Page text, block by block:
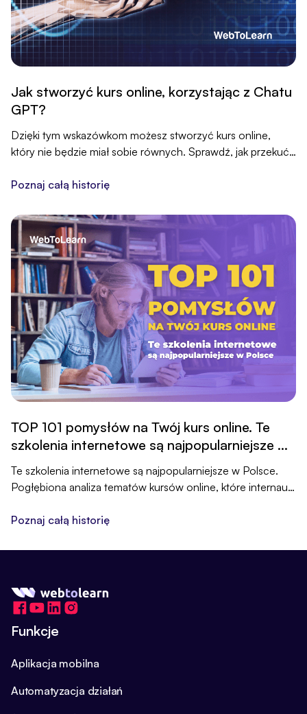
Jak stworzyć kurs online, korzystając z Chatu
GPT?
Dzięki tym wskazówkom możesz stworzyć kurs online,
który nie będzie miał sobie równych. Sprawdź, jak przekuć
chatbotów, takich jak Chat GPT, w technologiczną
Poznaj całą historię
TOP 101 pomysłów na Twój kurs online. Te
szkolenia internetowe są najpopularniejsze w
Polsce
Te szkolenia internetowe są najpopularniejsze w Polsce.
Pogłębiona analiza tematów kursów online, które internauci
Poznaj całą historię
Funkcje
Aplikacja mobilna
Automatyzacja działań